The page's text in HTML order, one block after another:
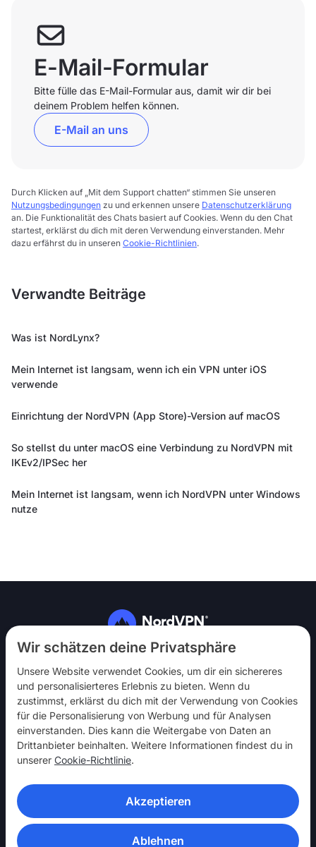
Wir schätzen deine Privatsphäre
Unsere Website verwendet Cookies, um dir ein sichereres
und personalisierteres Erlebnis zu bieten. Wenn du
zustimmst, erklärst du dich mit der Verwendung von Cookies
für die Personalisierung von Werbung und für Analysen
einverstanden. Dies kann die Weitergabe von Daten an
Drittanbieter beinhalten. Weitere Informationen findest du in
unserer Cookie-Richtlinie.
Akzeptieren
Ablehnen
E-Mail-Formular
Bitte fülle das E-Mail-Formular aus, damit wir dir bei
deinem Problem helfen können.
E-Mail an uns
Durch Klicken auf „Mit dem Support chatten“ stimmen Sie unseren
Nutzungsbedingungen zu und erkennen unsere Datenschutzerklärung
an. Die Funktionalität des Chats basiert auf Cookies. Wenn du den Chat
startest, erklärst du dich mit deren Verwendung einverstanden. Mehr
dazu erfährst du in unseren Cookie-Richtlinien.
Verwandte Beiträge
Was ist NordLynx?
Mein Internet ist langsam, wenn ich ein VPN unter iOS
verwende
Einrichtung der NordVPN (App Store)-Version auf macOS
So stellst du unter macOS eine Verbindung zu NordVPN mit
IKEv2/IPSec her
Mein Internet ist langsam, wenn ich NordVPN unter Windows
nutze
Folg uns
NordVPN
Mach mit
Hilfe
Entdecken
VPN-APPS